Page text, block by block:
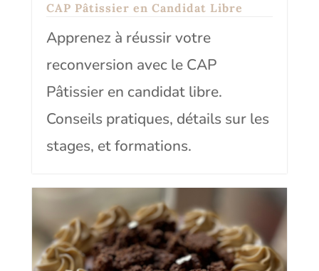
CAP Pâtissier en Candidat Libre
Apprenez à réussir votre
reconversion avec le CAP
Pâtissier en candidat libre.
Conseils pratiques, détails sur les
stages, et formations.